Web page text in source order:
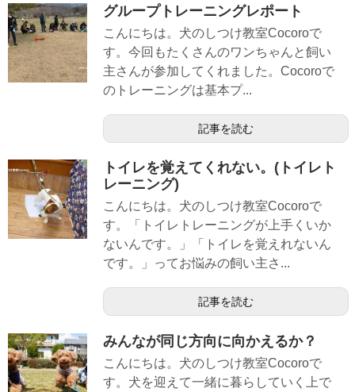
グループトレーニングレポート
こんにちは。犬のしつけ教室Cocoroで
す。今回もたくさんのワンちゃんと飼い
主さんが参加してくれました。Cocoroで
のトレーニングは基本プ...
記事を読む
トイレを覚えてくれない。(トイレト
レーニング)
こんにちは。犬のしつけ教室Cocoroで
す。「トイレトレーニングが上手くいか
ないんです。」「トイレを覚えれないん
です。」ってお悩みの飼い主さ...
記事を読む
みんなが同じ方向に向かえるか？
こんにちは。犬のしつけ教室Cocoroで
す。犬を迎えて一緒に暮らしていく上で